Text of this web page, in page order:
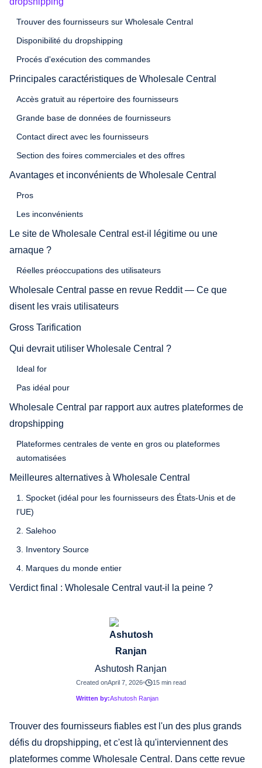
Ashutosh Ranjan
Created onApril 7, 2026 15 min read
Written by:Ashutosh Ranjan
Trouver des fournisseurs fiables est l'un des plus grands
défis du dropshipping, et c'est là qu'interviennent des
plateformes comme Wholesale Central. Dans cette revue
Trouver des fournisseurs sur Wholesale Central
Disponibilité du dropshipping
Procés d'exécution des commandes
Principales caractéristiques de Wholesale Central
Accès gratuit au répertoire des fournisseurs
Grande base de données de fournisseurs
Contact direct avec les fournisseurs
Section des foires commerciales et des offres
Avantages et inconvénients de Wholesale Central
Pros
Les inconvénients
Le site de Wholesale Central est-il légitime ou une
arnaque ?
Réelles préoccupations des utilisateurs
Wholesale Central passe en revue Reddit — Ce que
disent les vrais utilisateurs
Gross Tarification
Qui devrait utiliser Wholesale Central ?
Ideal for
Pas idéal pour
Wholesale Central par rapport aux autres plateformes de
dropshipping
Plateformes centrales de vente en gros ou plateformes
automatisées
Meilleures alternatives à Wholesale Central
1. Spocket (idéal pour les fournisseurs des États-Unis et de
l'UE)
2. Salehoo
3. Inventory Source
4. Marques du monde entier
Verdict final : Wholesale Central vaut-il la peine ?